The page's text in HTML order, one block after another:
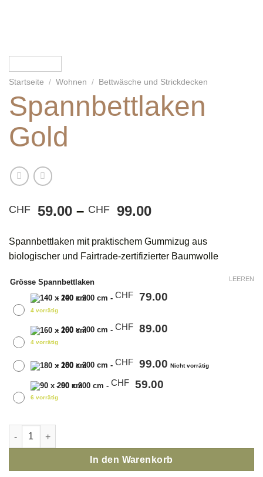
Startseite / Wohnen / Bettwäsche und Strickdecken
Spannbettlaken
Gold
CHF 59.00 – CHF 99.00Preisspanne:
bis
CHF 99.00
Spannbettlaken mit praktischem Gummizug aus
biologischer und Fairtrade-zertifizierter Baumwolle
Grösse Spannbettlaken
- 140 x 200 cm - CHF 79.00
4 vorrätig
- 160 x 200 cm - CHF 89.00
4 vorrätig
- 180 x 200 cm - CHF 99.00 Nicht vorrätig
-90 x 200 cm - CHF 59.00
6 vorrätig
LEEREN
Spannbettlaken Gold Menge
In den Warenkorb